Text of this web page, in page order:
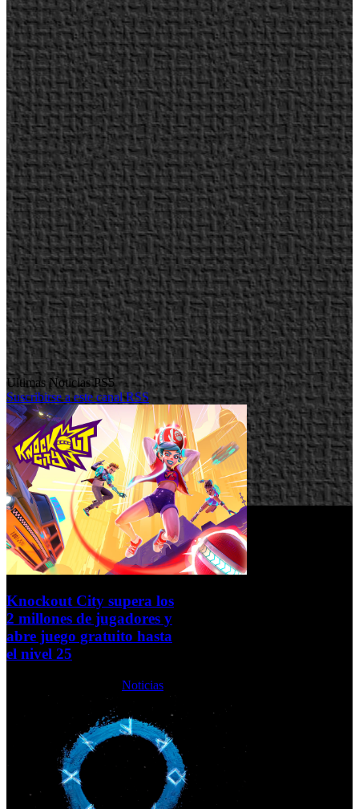
Ultimas Noticias PS5
Suscribirse a este canal RSS
Knockout City supera los
2 millones de jugadores y
abre juego gratuito hasta
el nivel 25
Noticias